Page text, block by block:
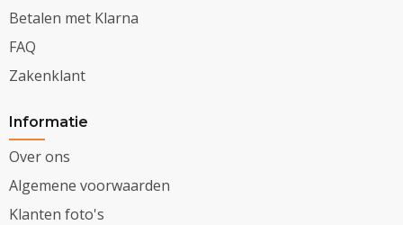
Betalen met Klarna
FAQ
Zakenklant
Informatie
Over ons
Algemene voorwaarden
Klanten foto's